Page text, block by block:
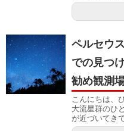
ペルセウ
での見つ
勧め観測
こんにちは、
大流星群のひ
が近づいてき